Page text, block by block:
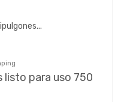
para uso 750